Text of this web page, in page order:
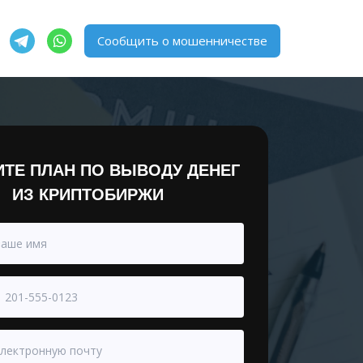
Сообщить о мошенничестве
ПЛАН ПО ВЫВОДУ ДЕНЕГ
ИЗ КРИПТОБИРЖИ